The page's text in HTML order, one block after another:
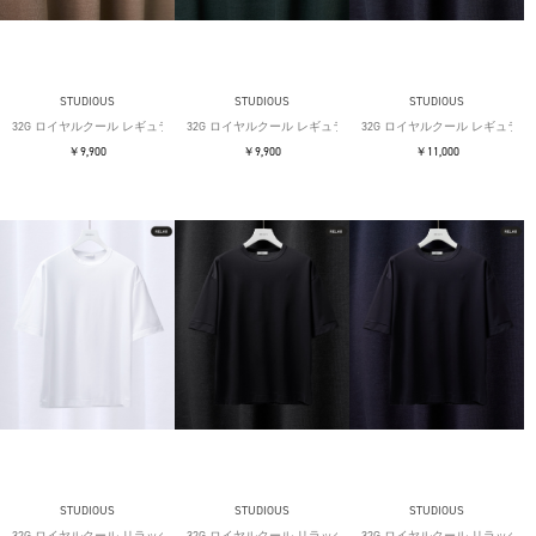
STUDIOUS
32G ロイヤルクール レギュラーTシャツ
￥9,900
STUDIOUS
32G ロイヤルクール レギュラーTシャツ
￥9,900
STUDIOUS
32G ロイヤルクール レギュラー
￥11,000
STUDIOUS
STUDIOUS
STUDIOUS